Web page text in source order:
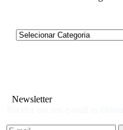
Newsletter